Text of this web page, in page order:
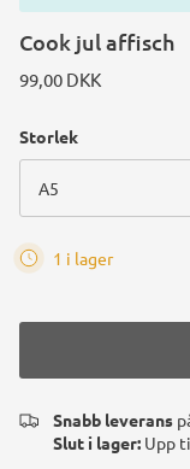
Cook jul affisch
99,00 DKK
Storlek
A5
1 i lager
Snabb leverans
Slut i lager: Upp